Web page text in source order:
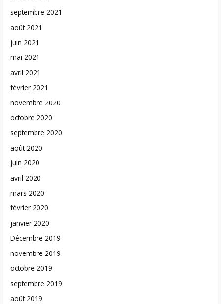
septembre 2021
août 2021
juin 2021
mai 2021
avril 2021
février 2021
novembre 2020
octobre 2020
septembre 2020
août 2020
juin 2020
avril 2020
mars 2020
février 2020
janvier 2020
Décembre 2019
novembre 2019
octobre 2019
septembre 2019
août 2019